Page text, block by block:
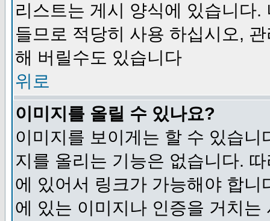
리스트는 게시 양식에 있습니다
들므로 적당히 사용 하십시오,
해 버릴수도 있습니다
위로
이미지를 올릴 수 있나요?
이미지를 보이게는 할 수 있습
지를 올리는 기능은 없습니다.
에 있어서 링크가 가능해야 합
에 있는 이미지나 인증을 거치